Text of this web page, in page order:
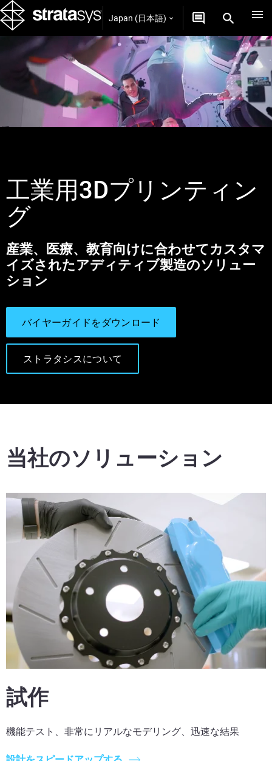
Japan (日本語)
工業用3Dプリンティン
グ
産業、医療、教育向けに合わせてカスタマ
イズされたアディティブ製造のソリュー
ション
バイヤーガイドをダウンロード
ストラタシスについて
当社のソリューション
試作
機能テスト、非常にリアルなモデリング、迅速な結果